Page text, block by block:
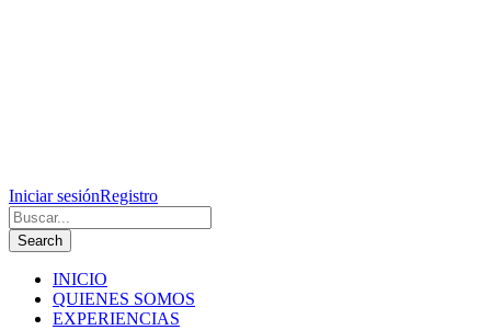
Iniciar sesiónRegistro
INICIO
QUIENES SOMOS
EXPERIENCIAS